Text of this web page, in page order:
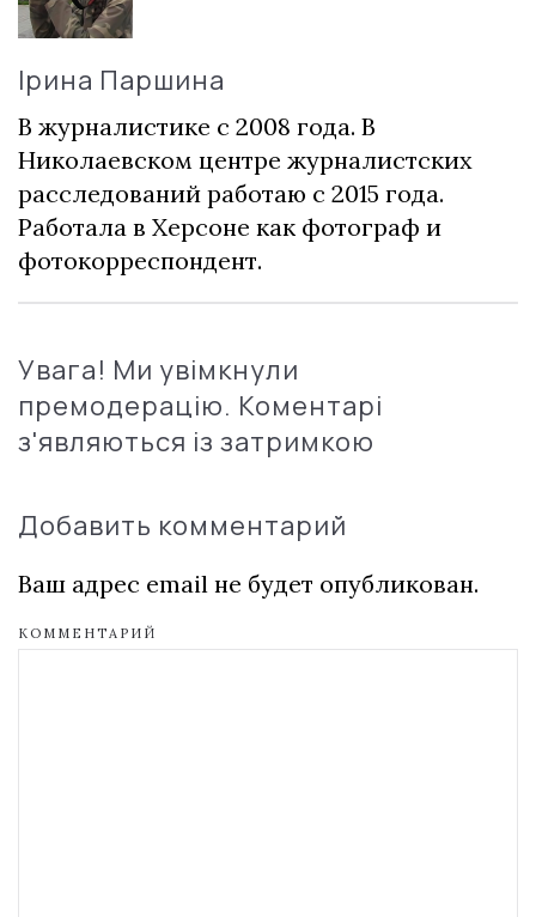
Ірина Паршина
В журналистике с 2008 года. В
Николаевском центре журналистских
расследований работаю с 2015 года.
Работала в Херсоне как фотограф и
фотокорреспондент.
Увага! Ми увімкнули
премодерацію. Коментарі
з'являються із затримкою
Добавить комментарий
Ваш адрес email не будет опубликован.
КОММЕНТАРИЙ